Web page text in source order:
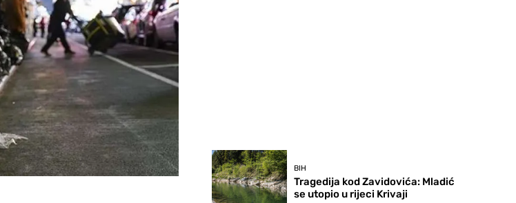
BIH
Tragedija kod Zavidovića: Mladić
se utopio u rijeci Krivaji